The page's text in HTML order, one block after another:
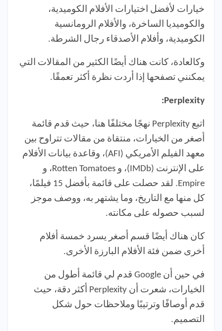
خيارات لأفضل اختيارات الأفلام الكوميدية،
والكوميديا الساخرة، والأفلام الرومانسية
الكوميدية، وأفلام الأصدقاء رجال الشرطة.
وكالعادة، كانت هناك أيضًا الكثير من المقالات التي
يمكنني تصفحها إذا أردت نظرة أكثر تعمقًا.
Perplexity:
اتبع Perplexity نهجًا مختلفًا هنا، حيث قدم قائمة
أصغر من الخيارات، منتقاة من مقالات تتراوح بين
معهد الفيلم الأمريكي (AFI)، وقاعدة بيانات الأفلام
على الإنترنت (IMDb)، و Rotten Tomatoes، و
Empire. لقد حصلت على قائمة بأفضل 15 فيلمًا،
كل منها مع التاريخ، وما يشتهر به، ووصف موجز
لسبب حصوله على مكانته.
كان هناك أيضًا قسم أصغر يسرد خمسة أفلام
أخرى ضمن فئة الأفلام البارزة الأخرى.
في حين أن Google قدم لي قائمة أطول من
الخيارات، شعرت أن Perplexity أكثر دقة، حيث
قدم أوصافًا وترتيبًا وملاحظات حول شكل
التصميم.